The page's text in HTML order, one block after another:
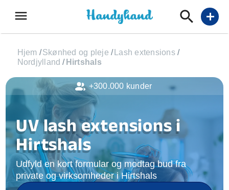
menu add
Hjem /Skønhed og pleje / Lash extensions /
Nordjylland / Hirtshals
UV lash extensions i
Hirtshals
Udfyld en kort formular og modtag bud fra
private og virksomheder i Hirtshals
+300.000 kunder